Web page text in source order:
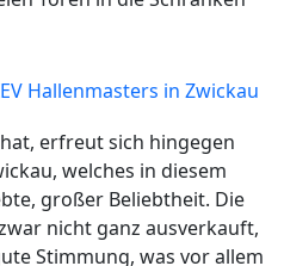
erfreut sich hingegen
welches in diesem
großer Beliebtheit. Die
nicht ganz ausverkauft,
Stimmung, was vor allem